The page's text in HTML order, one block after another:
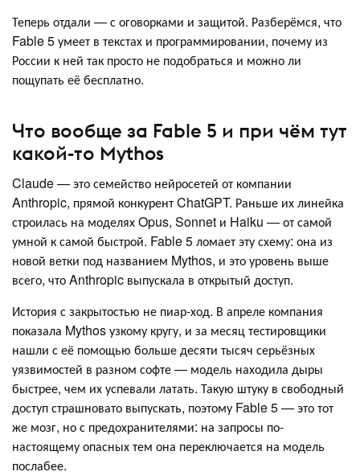
Теперь отдали — с оговорками и защитой. Разберёмся, что
Fable 5 умеет в текстах и программировании, почему из
России к ней так просто не подобраться и можно ли
пощупать её бесплатно.
Что вообще за Fable 5 и при чём тут
какой-то Mythos
Claude — это семейство нейросетей от компании
Anthropic, прямой конкурент ChatGPT. Раньше их линейка
строилась на моделях Opus, Sonnet и Haiku — от самой
умной к самой быстрой. Fable 5 ломает эту схему: она из
новой ветки под названием Mythos, и это уровень выше
всего, что Anthropic выпускала в открытый доступ.
История с закрытостью не пиар-ход. В апреле компания
показала Mythos узкому кругу, и за месяц тестировщики
нашли с её помощью больше десяти тысяч серьёзных
уязвимостей в разном софте — модель находила дыры
быстрее, чем их успевали латать. Такую штуку в свободный
доступ страшновато выпускать, поэтому Fable 5 — это тот
же мозг, но с предохранителями: на запросы по-
настоящему опасных тем она переключается на модель
послабее.